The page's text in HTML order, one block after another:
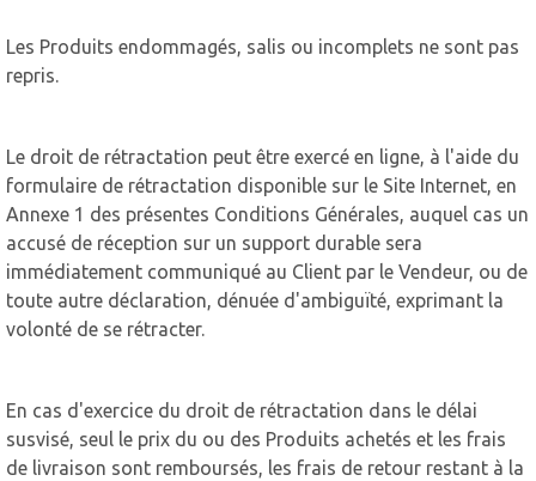
Les Produits endommagés, salis ou incomplets ne sont pas
repris.
Le droit de rétractation peut être exercé en ligne, à l'aide du
formulaire de rétractation disponible sur le Site Internet, en
Annexe 1 des présentes Conditions Générales, auquel cas un
accusé de réception sur un support durable sera
immédiatement communiqué au Client par le Vendeur, ou de
toute autre déclaration, dénuée d'ambiguïté, exprimant la
volonté de se rétracter.
En cas d'exercice du droit de rétractation dans le délai
susvisé, seul le prix du ou des Produits achetés et les frais
de livraison sont remboursés, les frais de retour restant à la